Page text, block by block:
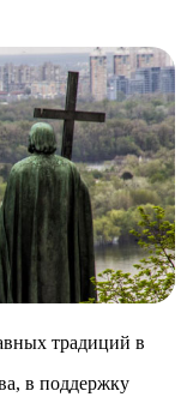
традиций в
в поддержку